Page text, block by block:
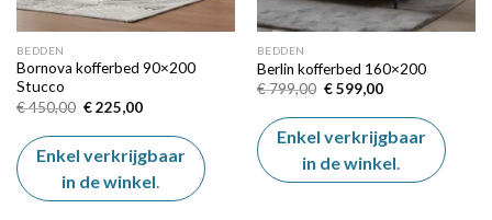
BEDDEN
Bornova kofferbed 90×200
Stucco
€450,00 Oorspronkelijke
was:
€ 450,00.
€225,00Huidige
is:
€ 225,00.
Enkel verkrijgbaar
in de winkel
BEDDEN
Berlin kofferbed 160×200
€799,00 Oorspronkelijke
was:
€ 799,00.
€599,00Huidige
is:
€ 599,00.
Enkel verkrijgbaar
in de winkel.